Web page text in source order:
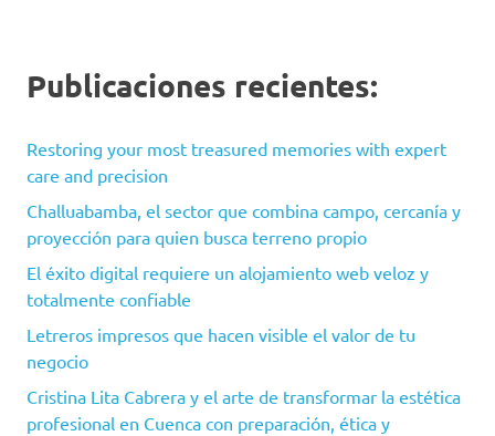
Publicaciones recientes:
Restoring your most treasured memories with expert
care and precision
Challuabamba, el sector que combina campo, cercanía y
proyección para quien busca terreno propio
El éxito digital requiere un alojamiento web veloz y
totalmente confiable
Letreros impresos que hacen visible el valor de tu
negocio
Cristina Lita Cabrera y el arte de transformar la estética
profesional en Cuenca con preparación, ética y